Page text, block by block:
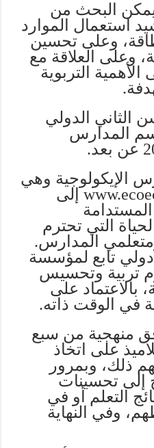
البحث من
استعمال الموارد
وعلى تحسين
وعلى العلاقة مع
التربوية
الثاني الدولي
المدارس
الإيكولوجية وهي
أداة تعليمية www.ecoecoles.ma إلى
التي تحترم
المدارس.
دولي تابع لمؤسسة
تربية وتحسيس
بالاعتماد على
في الوقت ذاته.
منهجية من سبع
على اتخاذ
ذلك، وبمرور
إلى تحسينات
التعلم أو في
وفي النهاية